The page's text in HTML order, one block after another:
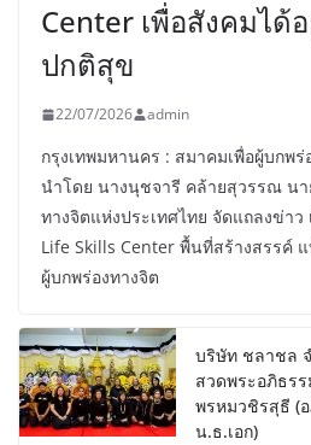
Center เพื่อสังคมได้
ปกติสุข
22/07/2026 admin
กรุงเทพมหานคร : สมาคมเพื่อผู้บกพร่
นำโดย นางนุชจารี คล้ายสุวรรณ นา
ทางจิตแห่งประเทศไทย จัดแถลงข่าว
Life Skills Center พื้นที่สร้างสรรค์
ผู้บกพร่องทางจิต
บริษัท ชลาชล
สวดพระอภิธร
พรหมวชิรสุธี (
น.ธ.เอก)